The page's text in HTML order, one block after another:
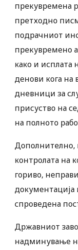
прекувремена
претходно
подрачниот
прекувремено
како и исплата
денови кога на
дневници за
присуство на
на полното
Дополнително,
контролата на
гориво,
документација
спроведена
Државниот
надминување